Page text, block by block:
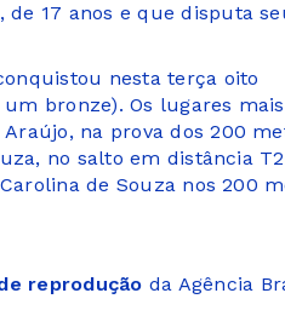
de 17 anos e que disputa
nesta terça oito
bronze). Os lugares mais
na prova dos 200
no salto em distância
de Souza nos 200
reprodução da Agência